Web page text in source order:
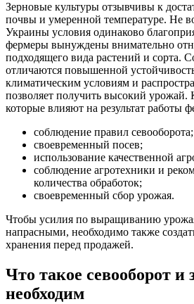
Зерновые культуры отзывчивы к
почвы и умеренной температуре. Не
Украины условия одинаково
фермеры вынуждены внимательно
подходящего вида растений и сорта.
отличаются повышенной
климатическим условиям и
позволяет получить высокий урожай.
которые влияют на результат работы
соблюдение правил севооборота;
своевременный посев;
использование качественной
соблюдение агротехники и
количества обработок;
своевременный сбор урожая.
Чтобы усилия по выращиванию
напрасными, необходимо также
хранения перед продажей.
Что такое севооборот и
необходим